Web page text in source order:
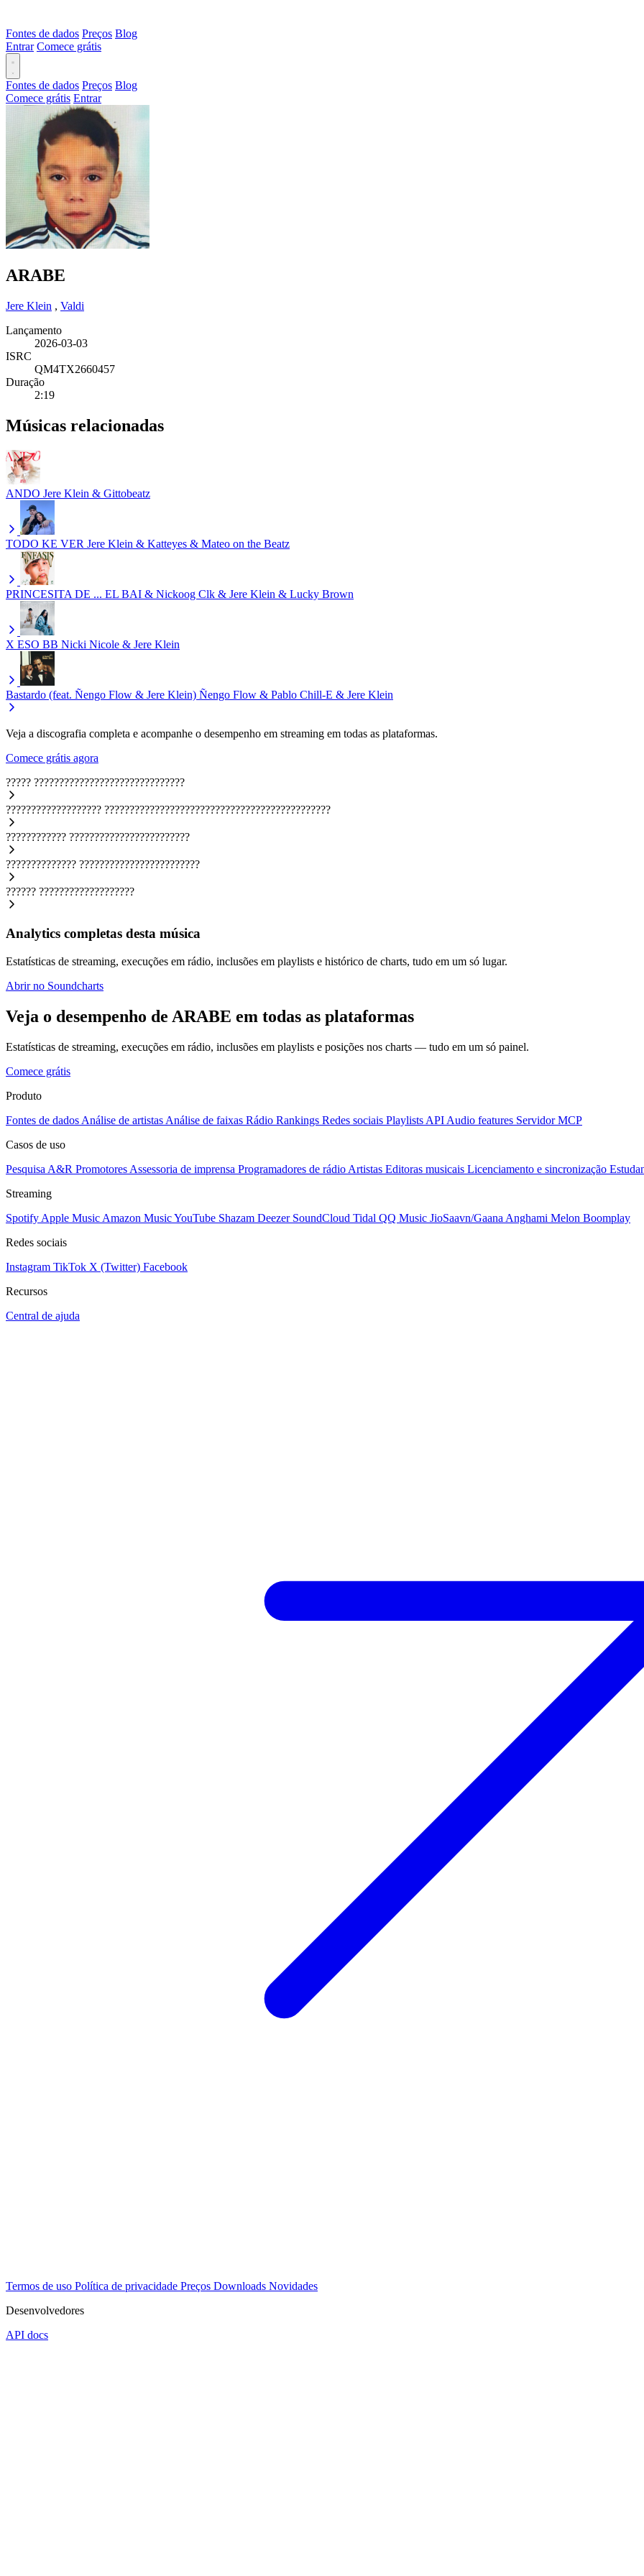
Fontes de dados Preços Blog
Entrar Comece grátis
Fontes de dados Preços Blog
Comece grátis Entrar
ARABE
Jere Klein , Valdi
Lançamento
2026-03-03
ISRC
QM4TX2660457
Duração
2:19
Músicas relacionadas
ANDO Jere Klein & Gittobeatz
TODO KE VER Jere Klein & Katteyes & Mateo on the Beatz
PRINCESITA DE ... EL BAI & Nickoog Clk & Jere Klein & Lucky Brown
X ESO BB Nicki Nicole & Jere Klein
Bastardo (feat. Ñengo Flow & Jere Klein) Ñengo Flow & Pablo Chill-E & Jere Klein
Veja a discografia completa e acompanhe o desempenho em streaming em todas as plataformas.
Comece grátis agora
????? ??????????????????????????????
??????????????????? ?????????????????????????????????????????????
???????????? ????????????????????????
?????????????? ????????????????????????
?????? ???????????????????
Analytics completas desta música
Estatísticas de streaming, execuções em rádio, inclusões em playlists e histórico de charts, tudo em um só lugar.
Abrir no Soundcharts
Veja o desempenho de ARABE em todas as plataformas
Estatísticas de streaming, execuções em rádio, inclusões em playlists e posições nos charts — tudo em um só painel.
Comece grátis
Produto
Fontes de dados Análise de artistas Análise de faixas Rádio Rankings Redes sociais Playlists API Audio features Servidor MCP
Casos de uso
Pesquisa A&R Promotores Assessoria de imprensa Programadores de rádio Artistas Editoras musicais Licenciamento e sincronização
Streaming
Spotify Apple Music Amazon MusicYouTube Shazam Deezer SoundCloud Tidal QQ Music JioSaavn/Gaana Anghami Melon Boomplay
Redes sociais
Instagram TikTok X (Twitter) Facebook
Recursos
Central de ajuda
Termos de uso Política de privacidade Preços Downloads Novidades
Desenvolvedores
API docs